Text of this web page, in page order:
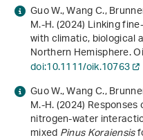
Guo W., Wang C.,
M.‐H. (2024) Linking
with climatic, biological
Northern Hemisphere.
doi:10.1111/oik.10763
Guo W., Wang C.,
M.‐H. (2024)
nitrogen‐water
mixedPinus Koraiensis